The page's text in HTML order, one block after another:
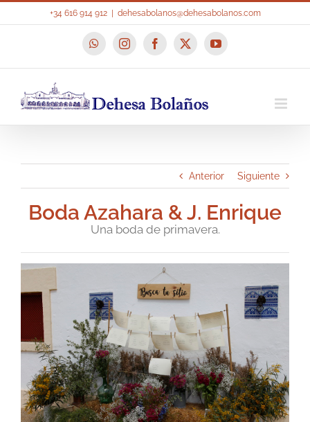
+34 616 914 912 dehesabolanos@dehesabolanos.com
WhatsAppInstagramFacebook
X YouTube
Anterior Siguiente
Boda Azahara & J. Enrique
Una boda de primavera.